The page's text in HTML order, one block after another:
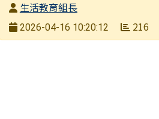
發布者生活教育組長
發布日期
2026-04-16 10:20:12 216